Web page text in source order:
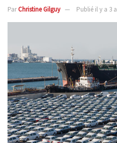
ParChristine Gilguy Publié il y a 3